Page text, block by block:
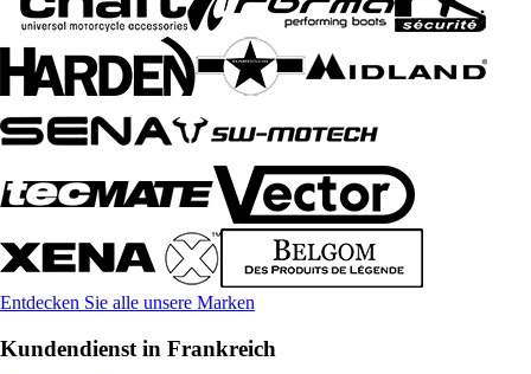
Entdecken Sie alle unsere Marken
Kundendienst in Frankreich